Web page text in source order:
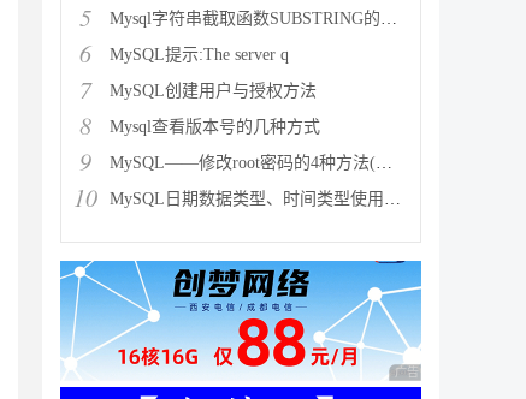
5 Mysql字符串截取函数SUBSTRING的用法说明
6 MySQL提示:The server q
7 MySQL创建用户与授权方法
8 Mysql查看版本号的几种方式
9 MySQL——修改root密码的4种方法(以windows为
10 MySQL日期数据类型、时间类型使用总结
广告 商业广告，理性